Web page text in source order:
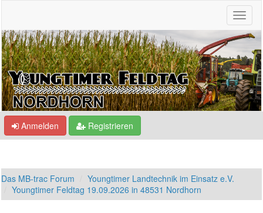
Anmelden Registrieren
Das MB-trac Forum
Youngtimer Landtechnik im Einsatz e.V.
Youngtimer Feldtag 19.09.2026 in 48531 Nordhorn